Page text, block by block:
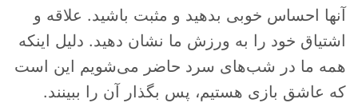
آنها احساس خوبی بدهید و مثبت باشید. علاقه و
اشتیاق خود را به ورزش ما نشان دهید. دلیل اینکه
همه ما در شب‌های سرد حاضر می‌شویم این است
که عاشق بازی هستیم، پس بگذار آن را ببینند.